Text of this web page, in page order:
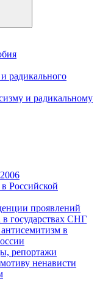
радикального
и радикальному
Российской
проявлений
в государствах СНГ
в
репортажи
ненависти